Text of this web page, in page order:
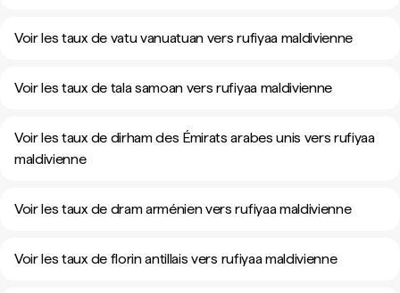
Voir les taux de vatu vanuatuan vers rufiyaa maldivienne
Voir les taux de tala samoan vers rufiyaa maldivienne
Voir les taux de dirham des Émirats arabes unis vers rufiyaa
maldivienne
Voir les taux de dram arménien vers rufiyaa maldivienne
Voir les taux de florin antillais vers rufiyaa maldivienne